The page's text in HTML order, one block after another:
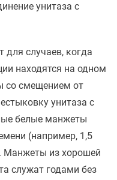
унитаза с
для случаев, когда
находятся на одном
со смещением от
унитаза с
белые манжеты
(например, 1,5
Манжеты из хорошей
служат годами без